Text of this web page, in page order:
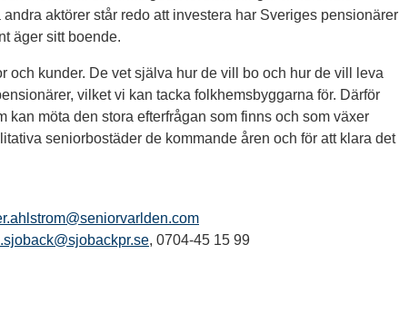
aktörer står redo att investera har Sveriges pensionärer
äger sitt boende.
och kunder. De vet själva hur de vill bo och hur de vill leva
vilket vi kan tacka folkhemsbyggarna för. Därför
möta den stora efterfrågan som finns och som växer
seniorbostäder de kommande åren och för att klara det
, 0704-45 15 99